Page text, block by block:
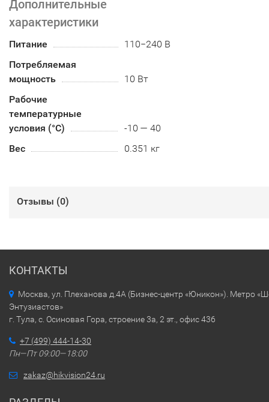
Дополнительные
характеристики
Питание
110−240 В
Потребляемая
мощность
10 Вт
Рабочие
температурные
условия (°С)
-10 — 40
Вес
0.351 кг
Отзывы (0)
КОНТАКТЫ
Москва, ул. Плеханова д.4А (Бизнес-центр «Юникон»). Метро
Энтузиастов»
г. Тула, с. Осиновая Гора, строение 3а, 2 эт., офис 436
+7 (499) 444-14-30
Пн—Пт 09:00—18:00
zakaz@hikvision24.ru